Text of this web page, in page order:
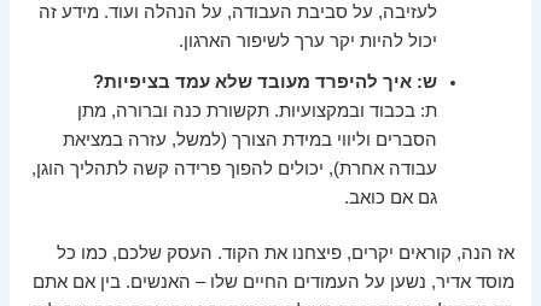
לעזיבה, על סביבת העבודה, על הנהלה ועוד. מידע זה
יכול להיות יקר ערך לשיפור הארגון.
ש: איך להיפרד מעובד שלא עמד בציפיות?
ת: בכבוד ובמקצועיות. תקשורת כנה וברורה, מתן
הסברים וליווי במידת הצורך (למשל, עזרה במציאת
עבודה אחרת), יכולים להפוך פרידה קשה לתהליך הוגן,
גם אם כואב.
אז הנה, קוראים יקרים, פיצחנו את הקוד. העסק שלכם, כמו כל
מוסד אדיר, נשען על העמודים החיים שלו – האנשים. בין אם אתם